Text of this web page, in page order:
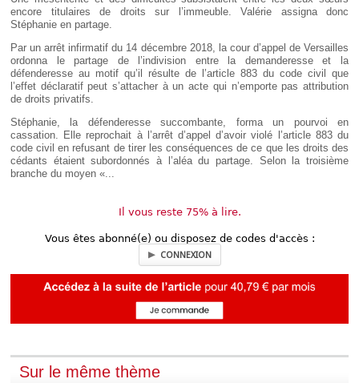
encore titulaires de droits sur l’immeuble. Valérie assigna donc
Stéphanie en partage.
Par un arrêt infirmatif du 14 décembre 2018, la cour d’appel de Versailles
ordonna le partage de l’indivision entre la demanderesse et la
défenderesse au motif qu’il résulte de l’article 883 du code civil que
l’effet déclaratif peut s’attacher à un acte qui n’emporte pas attribution
de droits privatifs.
Stéphanie, la défenderesse succombante, forma un pourvoi en
cassation. Elle reprochait à l’arrêt d’appel d’avoir violé l’article 883 du
code civil en refusant de tirer les conséquences de ce que les droits des
cédants étaient subordonnés à l’aléa du partage. Selon la troisième
branche du moyen «...
Il vous reste 75% à lire.
Vous êtes abonné(e) ou disposez de codes d'accès :
CONNEXION
Sur le même thème